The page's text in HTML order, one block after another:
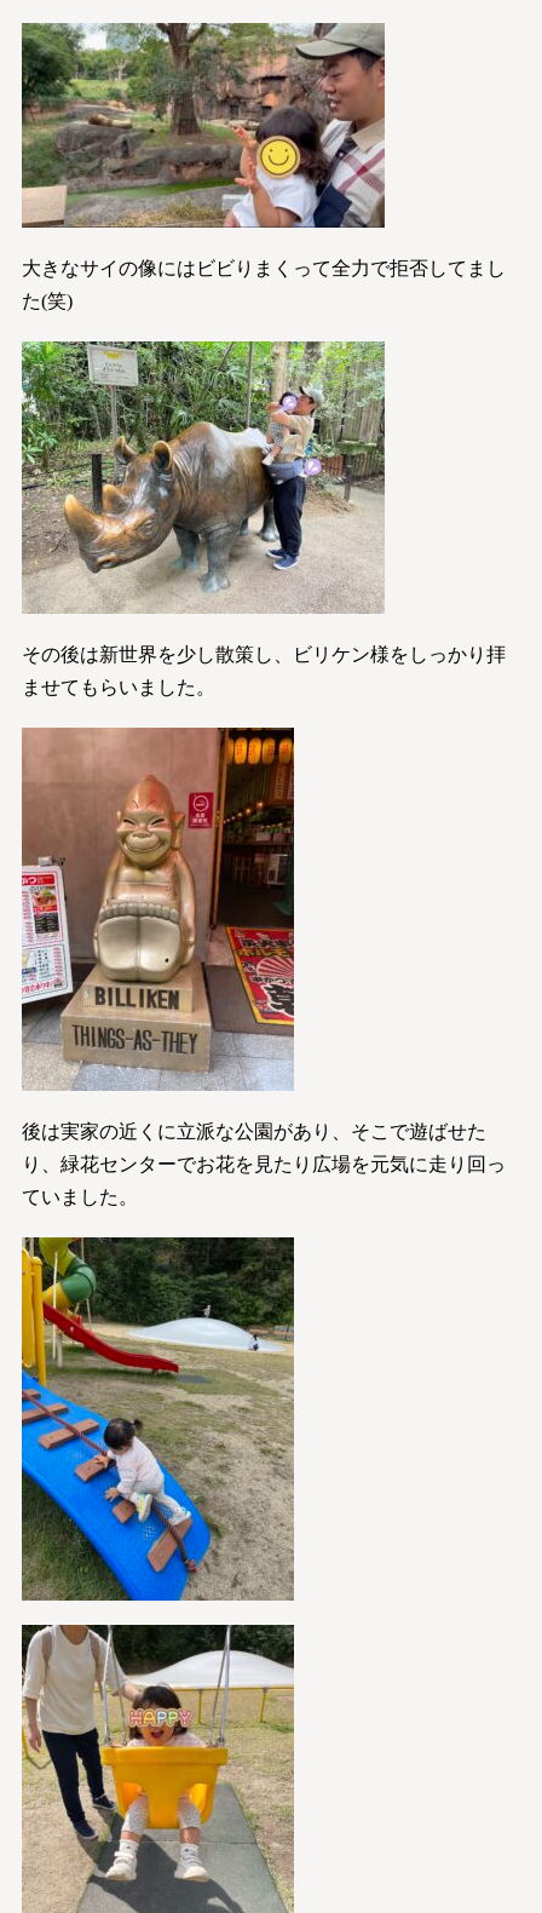
大きなサイの像にはビビりまくって全力で拒否してまし
た(笑)
その後は新世界を少し散策し、ビリケン様をしっかり拝
ませてもらいました。
後は実家の近くに立派な公園があり、そこで遊ばせた
り、緑花センターでお花を見たり広場を元気に走り回っ
ていました。